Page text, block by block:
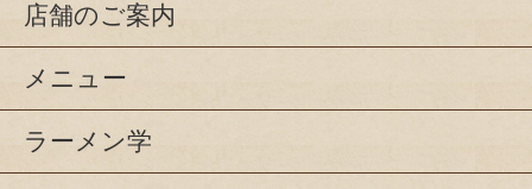
店舗のご案内
メニュー
ラーメン学